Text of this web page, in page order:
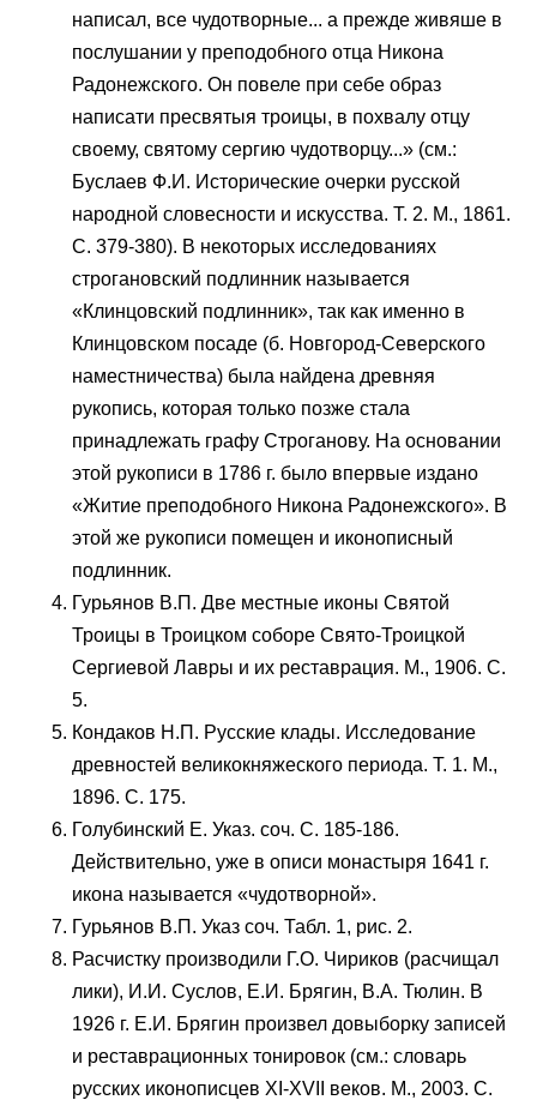
написал, все чудотворные... а прежде живяше в
послушании у преподобного отца Никона
Радонежского. Он повеле при себе образ
написати пресвятыя троицы, в похвалу отцу
своему, святому сергию чудотворцу...» (см.:
Буслаев Ф.И. Исторические очерки русской
народной словесности и искусства. Т. 2. М., 1861.
С. 379-380). В некоторых исследованиях
строгановский подлинник называется
«Клинцовский подлинник», так как именно в
Клинцовском посаде (б. Новгород-Северского
наместничества) была найдена древняя
рукопись, которая только позже стала
принадлежать графу Строганову. На основании
этой рукописи в 1786 г. было впервые издано
«Житие преподобного Никона Радонежского». В
этой же рукописи помещен и иконописный
подлинник.
Гурьянов В.П. Две местные иконы Святой
Троицы в Троицком соборе Свято-Троицкой
Сергиевой Лавры и их реставрация. М., 1906. С.
5.
Кондаков Н.П. Русские клады. Исследование
древностей великокняжеского периода. Т. 1. М.,
1896. С. 175.
Голубинский Е. Указ. соч. С. 185-186.
Действительно, уже в описи монастыря 1641 г.
икона называется «чудотворной».
Гурьянов В.П. Указ соч. Табл. 1, рис. 2.
Расчистку производили Г.О. Чириков (расчищал
лики), И.И. Суслов, Е.И. Брягин, В.А. Тюлин. В
1926 г. Е.И. Брягин произвел довыборку записей
и реставрационных тонировок (см.: словарь
русских иконописцев XI-XVII веков. М., 2003. С.